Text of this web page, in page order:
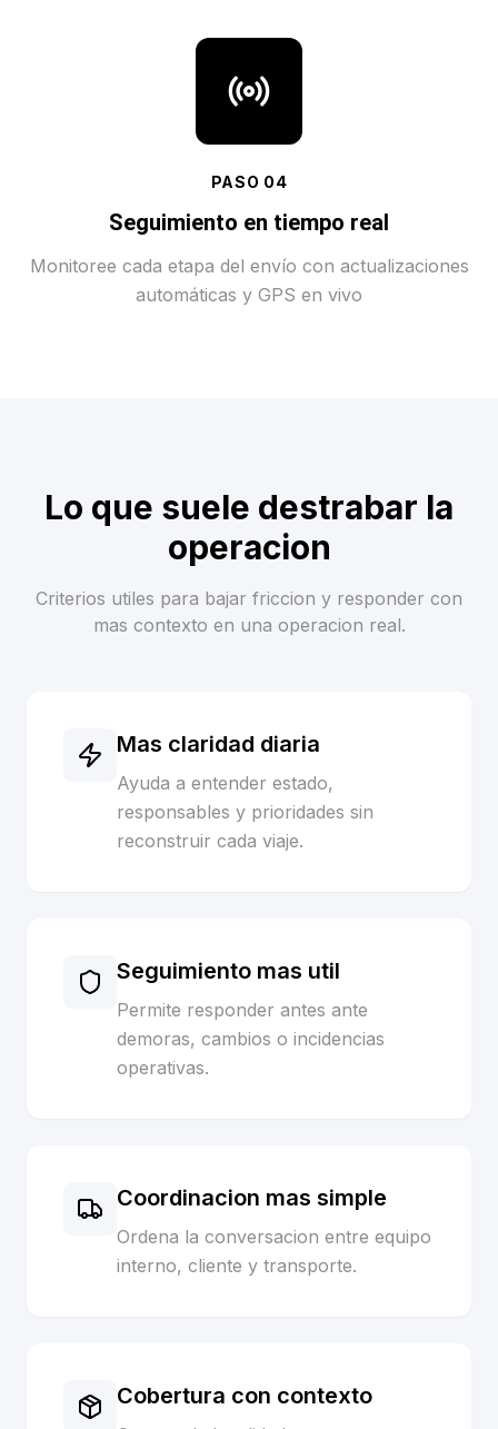
PASO 04
Seguimiento en tiempo real
Monitoree cada etapa del envío con actualizaciones
automáticas y GPS en vivo
Lo que suele destrabar la
operacion
Criterios utiles para bajar friccion y responder con
mas contexto en una operacion real.
Mas claridad diaria
Ayuda a entender estado,
responsables y prioridades sin
reconstruir cada viaje.
Seguimiento mas util
Permite responder antes ante
demoras, cambios o incidencias
operativas.
Coordinacion mas simple
Ordena la conversacion entre equipo
interno, cliente y transporte.
Cobertura con contexto